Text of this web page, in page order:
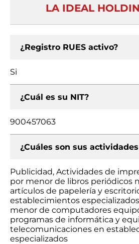
LA IDEAL
¿Registro RUES activo?
Si
¿Cuál es su NIT?
900457063
¿Cuáles son sus
Publicidad, Actividades de
por menor de libros periódicos
artículos de papelería y
establecimientos
menor de computadores
programas de informática y
telecomunicaciones en
especializados